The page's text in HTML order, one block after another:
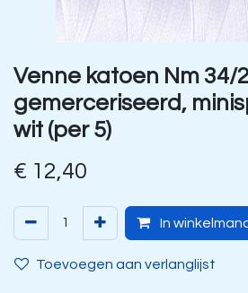
Venne katoen Nm 34/2
gemerceriseerd,
wit (per 5)
€ 12,40
In
Toevoegen aan verlanglijst